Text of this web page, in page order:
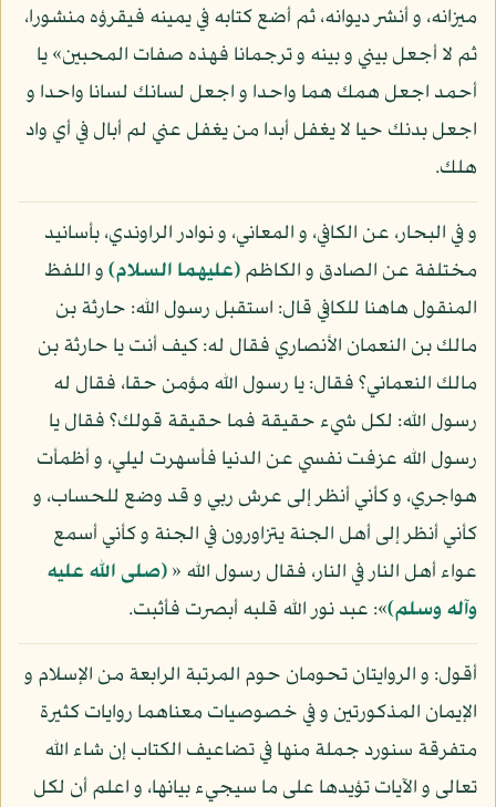
ميزانه، و أنشر ديوانه، ثم أضع كتابه في يمينه فيقرؤه منشورا،
ثم لا أجعل بيني و بينه و ترجمانا فهذه صفات المحبين» يا
أحمد اجعل همك هما واحدا و اجعل لسانك لسانا واحدا و
اجعل بدنك حيا لا يغفل أبدا من يغفل عني لم أبال في أي واد
هلك.
و في البحار، عن الكافي، و المعاني، و نوادر الراوندي، بأسانيد
مختلفة عن الصادق و الكاظم(عليهما السلام)و اللفظ
المنقول هاهنا للكافي قال: استقبل رسول الله: حارثة بن
مالك بن النعمان الأنصاري فقال له: كيف أنت يا حارثة بن
مالك النعماني؟ فقال: يا رسول الله مؤمن حقا، فقال له
رسول الله: لكل شيء حقيقة فما حقيقة قولك؟ فقال يا
رسول الله عزفت نفسي عن الدنيا فأسهرت ليلي، و أظمأت
هواجري، و كأني أنظر إلى عرش ربي و قد وضع للحساب، و
كأني أنظر إلى أهل الجنة يتزاورون في الجنة و كأني أسمع
عواء أهل النار في النار، فقال رسول الله «(صلى الله عليه
وآله وسلم)»: عبد نور الله قلبه أبصرت فأثبت.
أقول: و الروايتان تحومان حوم المرتبة الرابعة من الإسلام و
الإيمان المذكورتين و في خصوصيات معناهما روايات كثيرة
متفرقة سنورد جملة منها في تضاعيف الكتاب إن شاء الله
تعالى و الآيات تؤيدها على ما سيجيء بيانها، و اعلم أن لكل